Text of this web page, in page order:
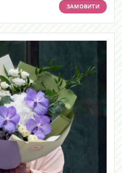
ЗАМОВИТИ